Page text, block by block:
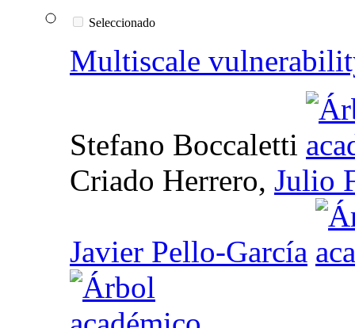
Seleccionado
Multiscale
Stefano Boccaletti
Criado Herrero, Julio
Javier Pello-García